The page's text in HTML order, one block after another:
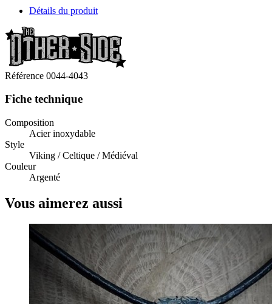
Détails du produit
Référence 0044-4043
Fiche technique
Composition
Acier inoxydable
Style
Viking / Celtique / Médiéval
Couleur
Argenté
Vous aimerez aussi